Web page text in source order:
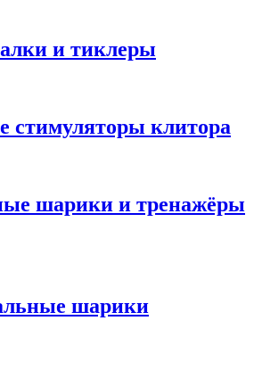
и тиклеры
стимуляторы клитора
шарики и тренажёры
шарики